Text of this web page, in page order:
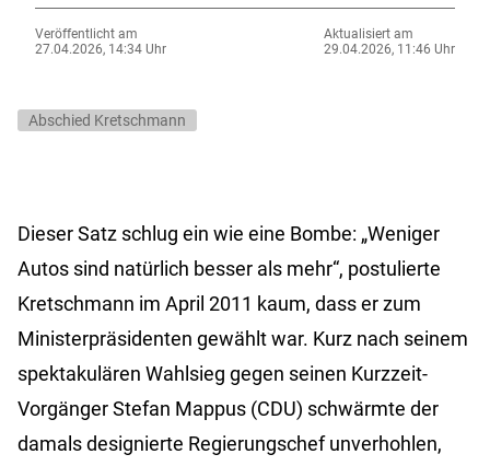
Veröffentlicht am
27.04.2026, 14:34 Uhr
Aktualisiert am
29.04.2026, 11:46 Uhr
Abschied Kretschmann
Dieser Satz schlug ein wie eine Bombe: „Weniger
Autos sind natürlich besser als mehr“, postulierte
Kretschmann im April 2011 kaum, dass er zum
Ministerpräsidenten gewählt war. Kurz nach seinem
spektakulären Wahlsieg gegen seinen Kurzzeit-
Vorgänger Stefan Mappus (CDU) schwärmte der
damals designierte Regierungschef unverhohlen,